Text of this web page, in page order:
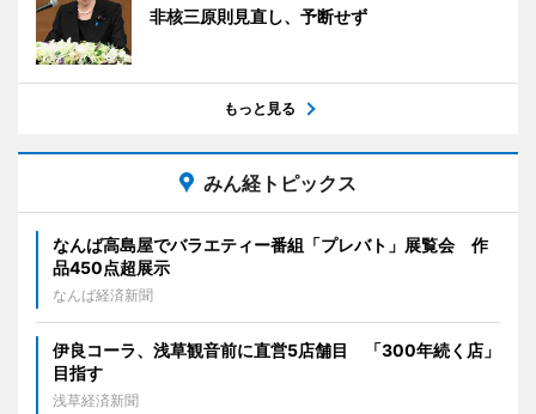
非核三原則見直し、予断せず
もっと見る
みん経トピックス
なんば高島屋でバラエティー番組「プレバト」展覧会 作
品450点超展示
なんば経済新聞
伊良コーラ、浅草観音前に直営5店舗目 「300年続く店」
目指す
浅草経済新聞